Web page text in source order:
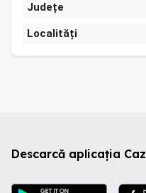
Județe
Localități
Descarcă aplicația